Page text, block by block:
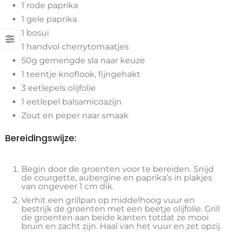
1 rode paprika
1 gele paprika
1 bosui
1 handvol cherrytomaatjes
50g gemengde sla naar keuze
1 teentje knoflook, fijngehakt
3 eetlepels olijfolie
1 eetlepel balsamicoazijn
Zout en peper naar smaak
Bereidingswijze:
Begin door de groenten voor te bereiden. Snijd
de courgette, aubergine en paprika’s in plakjes
van ongeveer 1 cm dik.
Verhit een grillpan op middelhoog vuur en
bestrijk de groenten met een beetje olijfolie. Grill
de groenten aan beide kanten totdat ze mooi
bruin en zacht zijn. Haal van het vuur en zet opzij.